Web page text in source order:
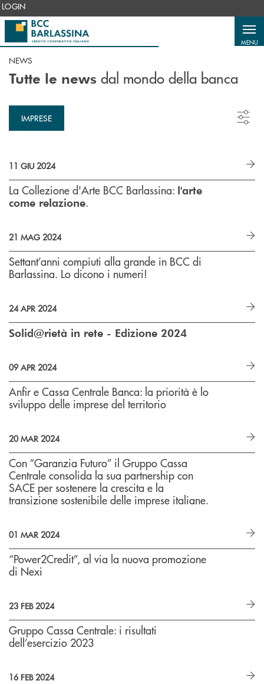
Salta al contenuto principale
LOGIN
MENU
NEWS
Tutte le news dal mondo della banca
IMPRESE
11 GIU 2024
La Collezione d'Arte BCC Barlassina: l'arte
come relazione.
21 MAG 2024
Settant’anni compiuti alla grande in BCC di
Barlassina. Lo dicono i numeri!
24 APR 2024
Solid@rietà in rete - Edizione 2024
09 APR 2024
Anfir e Cassa Centrale Banca: la priorità è lo
sviluppo delle imprese del territorio
20 MAR 2024
Con “Garanzia Futuro” il Gruppo Cassa
Centrale consolida la sua partnership con
SACE per sostenere la crescita e la
transizione sostenibile delle imprese italiane.
01 MAR 2024
“Power2Credit”, al via la nuova promozione
di Nexi
23 FEB 2024
Gruppo Cassa Centrale: i risultati
dell’esercizio 2023
16 FEB 2024